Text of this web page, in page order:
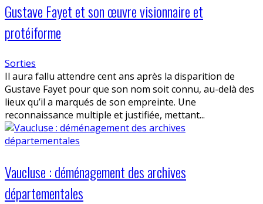
Gustave Fayet et son œuvre visionnaire et
protéiforme
Sorties
Il aura fallu attendre cent ans après la disparition de
Gustave Fayet pour que son nom soit connu, au-delà des
lieux qu’il a marqués de son empreinte. Une
reconnaissance multiple et justifiée, mettant...
Vaucluse : déménagement des archives
départementales